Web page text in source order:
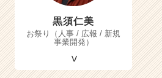
黒須仁美
お祭り（人事 / 広報 / 新規
事業開発）